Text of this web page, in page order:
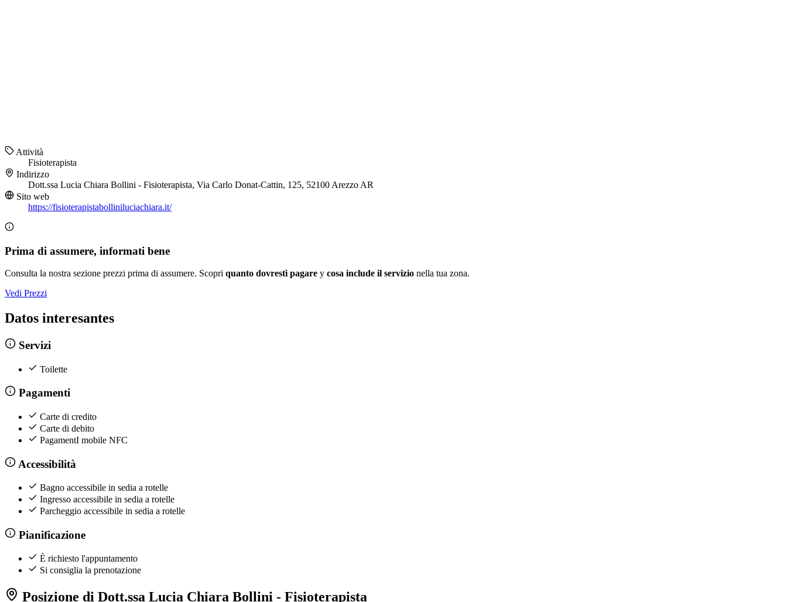
Attività
Fisioterapista
Indirizzo
Dott.ssa Lucia Chiara Bollini - Fisioterapista, Via Carlo Donat-Cattin, 125, 52100 Arezzo AR
Sito web
https://fisioterapistabolliniluciachiara.it/
Prima di assumere, informati bene
Consulta la nostra sezione prezzi prima di assumere. Scopri quanto dovresti pagare y cosa include il servizio nella tua zona.
Vedi Prezzi
Datos interesantes
Servizi
Toilette
Pagamenti
Carte di credito
Carte di debito
PagamentI mobile NFC
Accessibilità
Bagno accessibile in sedia a rotelle
Ingresso accessibile in sedia a rotelle
Parcheggio accessibile in sedia a rotelle
Pianificazione
È richiesto l'appuntamento
Si consiglia la prenotazione
Posizione di Dott.ssa Lucia Chiara Bollini - Fisioterapista